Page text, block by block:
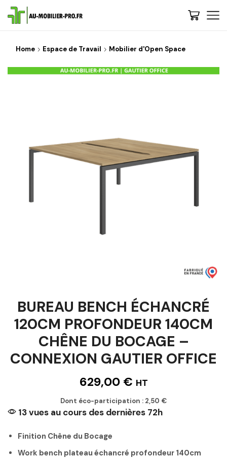
Home Espace de Travail Mobilier d'Open Space
BUREAU BENCH ÉCHANCRÉ
120CM PROFONDEUR 140CM
CHÊNE DU BOCAGE –
CONNEXION GAUTIER OFFICE
629,00 € HT
Dont éco-participation : 2,50 €
13 vues au cours des dernières 72h
Finition Chêne du Bocage
Work bench plateau échancré profondeur 140cm